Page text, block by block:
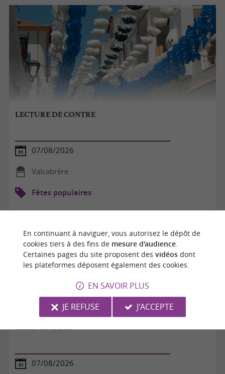
LECTURE DE CONTRE
07/08/2026
Valcabrère
Fêtes populaires
Contes de la nuit
07/08/2026
En continuant à naviguer, vous autorisez le dépôt de
cookies tiers à des fins de mesure d'audience.
Certaines pages du site proposent des vidéosdont
les plateformes déposent également des cookies.
EN SAVOIR PLUS
JE REFUSE
J'ACCEPTE